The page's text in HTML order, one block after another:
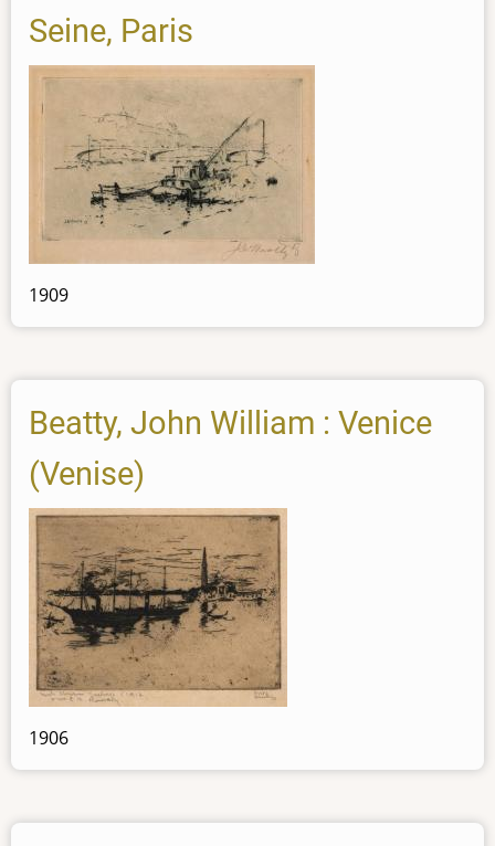
Seine, Paris
1909
Beatty, John William : Venice
(Venise)
1906